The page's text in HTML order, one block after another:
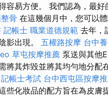
容易方便。 我們認為，最
骨 在這幾個月中，您可以
記帳士 職業道德規範 去年，
影出現。 五權路按摩 台中
草屯按摩推薦 泵送與其他
將其炸毀並將其均勻地分配
記帳士考試 台中西屯區按摩
些化妝品的配方旨在為皮膚